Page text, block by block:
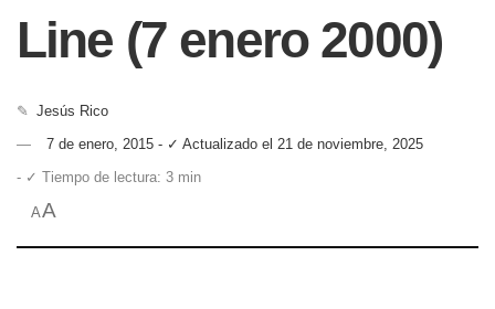
Line (7 enero 2000)
✎ Jesús Rico
7 de enero, 2015 - ✓ Actualizado el 21 de noviembre, 2025
- ✓ Tiempo de lectura: 3 min
AA